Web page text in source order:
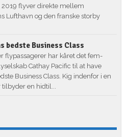
2019 flyver direkte mellem
Lufthavn og den franske storby
bedste Business Class
flypassagerer har kåret det fem-
Cathay Pacific til at have
Business Class. Kig indenfor i en
en hidtil...